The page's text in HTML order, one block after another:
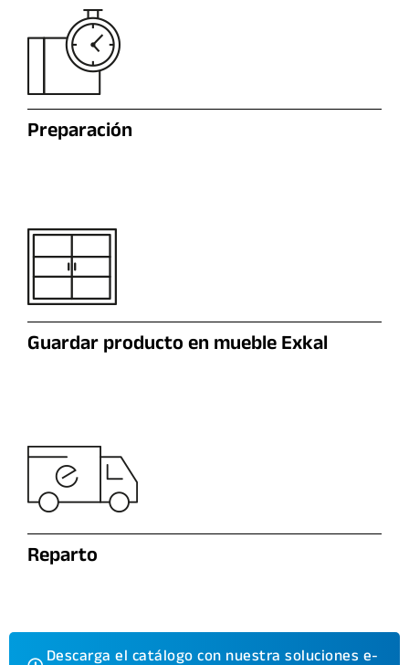
Preparación
Guardar producto en mueble Exkal
Reparto
Descarga el catálogo con nuestra soluciones e-